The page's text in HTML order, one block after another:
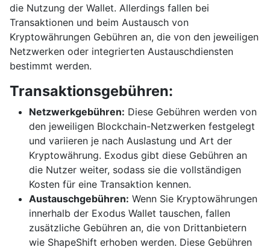
die Nutzung der Wallet. Allerdings fallen bei
Transaktionen und beim Austausch von
Kryptowährungen Gebühren an, die von den jeweiligen
Netzwerken oder integrierten Austauschdiensten
bestimmt werden.
Transaktionsgebühren:
Netzwerkgebühren: Diese Gebühren werden von
den jeweiligen Blockchain-Netzwerken festgelegt
und variieren je nach Auslastung und Art der
Kryptowährung. Exodus gibt diese Gebühren an
die Nutzer weiter, sodass sie die vollständigen
Kosten für eine Transaktion kennen.
Austauschgebühren: Wenn Sie Kryptowährungen
innerhalb der Exodus Wallet tauschen, fallen
zusätzliche Gebühren an, die von Drittanbietern
wie ShapeShift erhoben werden. Diese Gebühren